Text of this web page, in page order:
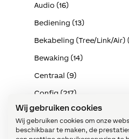
Wij gebruiken cookies
Wij gebruiken cookies om onze
beschikbaar te maken, de
Audio (16)
Bediening (13)
Bekabeling (Tree/Link/Air)
Bewaking (14)
Centraal (9)
Config (217)
Energie (10)
Energie: een praktische